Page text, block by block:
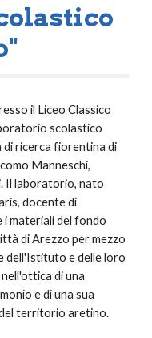
il Liceo Classico
scolastico
di ricerca fiorentina di
Manneschi,
Il laboratorio, nato
docente di
i materiali del fondo
di Arezzo per mezzo
dell'Istituto e delle loro
di una
e di una sua
territorio aretino.